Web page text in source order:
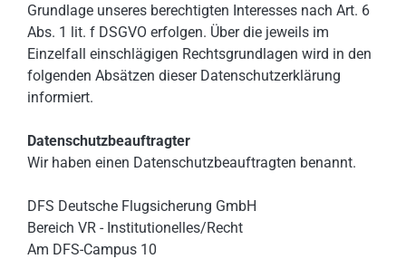
Grundlage unseres berechtigten Interesses nach Art. 6
Abs. 1 lit. f DSGVO erfolgen. Über die jeweils im
Einzelfall einschlägigen Rechtsgrundlagen wird in den
folgenden Absätzen dieser Datenschutzerklärung
informiert.
Datenschutz­beauftragter
Wir haben einen Datenschutzbeauftragten benannt.
DFS Deutsche Flugsicherung GmbH
Bereich VR - Institutionelles/Recht
Am DFS-Campus 10